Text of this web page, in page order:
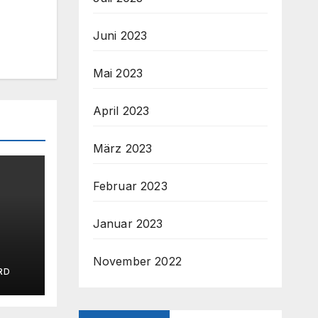
Juni 2023
Mai 2023
April 2023
März 2023
Februar 2023
Januar 2023
November 2022